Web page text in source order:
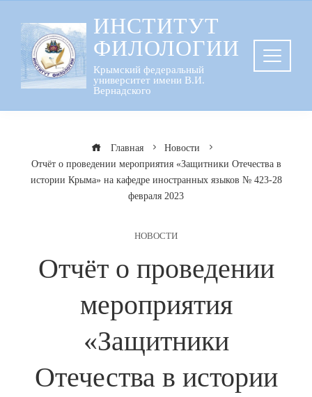
содержанию
ИНСТИТУТ
ФИЛОЛОГИИ
Крымский федеральный
университет имени В.И.
Вернадского
Главная
Новости
Отчёт о проведении мероприятия «Защитники Отечества в
истории Крыма» на кафедре иностранных языков № 423-28
февраля 2023
НОВОСТИ
Отчёт о проведении
мероприятия
«Защитники
Отечества в истории